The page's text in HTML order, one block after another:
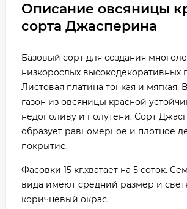
Описание овсяницы
сорта Джасперина
Базовый сорт для создания
низкорослых высокодекоративных
Листовая платина тонкая и мягкая.
газон из овсяницы красной
недополиву и полутени. Сорт
образует равномерное и плотное
покрытие.
Фасовки 15 кг.хватает на 5 соток.
вида имеют средний размер и
коричневый окрас.